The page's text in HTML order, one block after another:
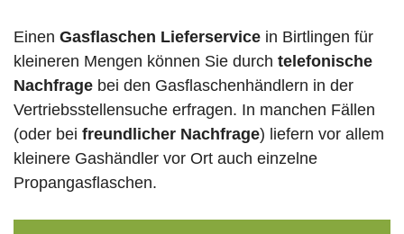
Einen Gasflaschen Lieferservice in Birtlingen für
kleineren Mengen können Sie durch telefonische
Nachfrage bei den Gasflaschenhändlern in der
Vertriebsstellensuche erfragen. In manchen Fällen
(oder bei freundlicher Nachfrage) liefern vor allem
kleinere Gashändler vor Ort auch einzelne
Propangasflaschen.